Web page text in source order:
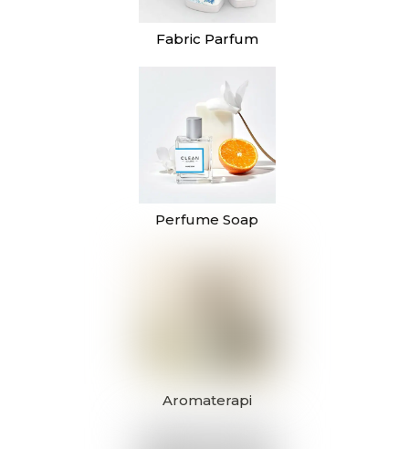
Fabric Parfum
Perfume Soap
Aromaterapi